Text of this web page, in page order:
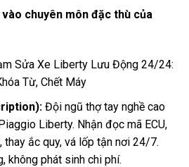
chuyên môn đặc thù của
Sửa Xe Liberty Lưu Động 24/24:
Từ, Chết Máy
Đội ngũ thợ tay nghề cao
Liberty. Nhận đọc mã ECU,
thay ắc quy, vá lốp tận nơi 24/7.
không phát sinh chi phí.